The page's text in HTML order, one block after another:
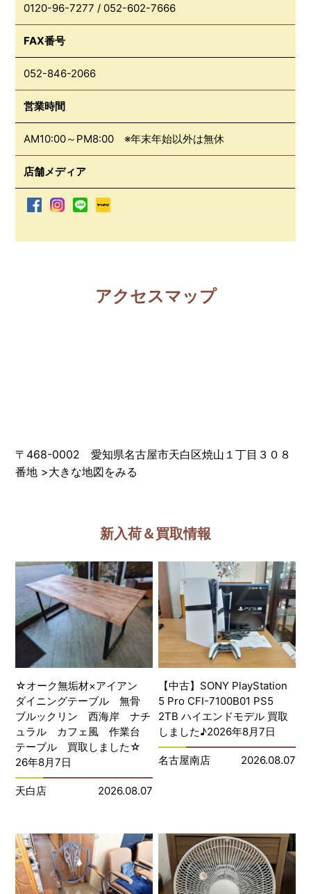
0120-96-7277 / 052-602-7666
FAX番号
052-846-2066
営業時間
AM10:00～PM8:00 ※年末年始以外は無休
店舗メディア
アクセスマップ
〒468-0002 愛知県名古屋市天白区焼山１丁目３０８
番地 >大きな地図をみる
新入荷＆買取情報
☆オーク無垢材×アイアン
ダイニングテーブル 無骨
ブルックリン 西海岸 ナチ
ュラル カフェ風 作業台
テーブル 買取しました☆
26年8月7日
天白店 2026.08.07
【中古】SONY PlayStation
5 Pro CFI-7100B01 PS5
2TB ハイエンドモデル 買取
しました♪2026年8月7日
名古屋南店 2026.08.07